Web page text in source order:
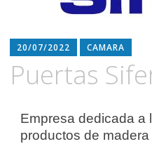
20/07/2022 CAMARA
Puertas
Empresa dedicada a
productos de